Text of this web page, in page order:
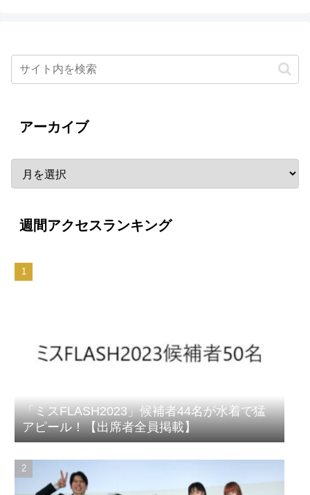
アーカイブ
週間アクセスランキング
「ミスFLASH2023」候補者44名が水着で猛
アピール！【出席者全員掲載】